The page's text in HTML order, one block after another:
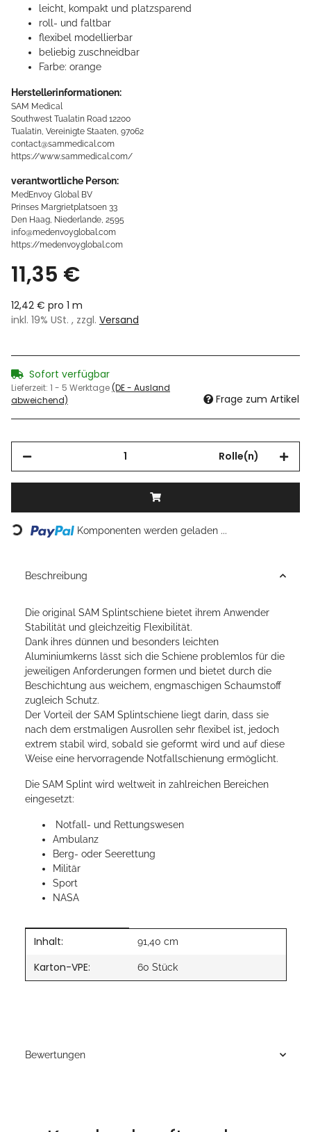
leicht, kompakt und platzsparend
roll- und faltbar
flexibel modellierbar
beliebig zuschneidbar
Farbe: orange
Herstellerinformationen:
SAM Medical
Southwest Tualatin Road 12200
Tualatin, Vereinigte Staaten, 97062
contact@sammedical.com
https://www.sammedical.com/
verantwortliche Person:
MedEnvoy Global BV
Prinses Margrietplatsoen 33
Den Haag, Niederlande, 2595
info@medenvoyglobal.com
https://medenvoyglobal.com
11,35 €
12,42 € pro 1 m
inkl. 19% USt. , zzgl. Versand
Sofort verfügbar
Lieferzeit: 1 - 5 Werktage(DE - Ausland
abweichend)
Frage zum Artikel
Rolle(n)
Loading... Komponenten werden geladen ...
Beschreibung
Die original SAM Splintschiene bietet ihrem Anwender
Stabilität und gleichzeitig Flexibilität.
Dank ihres dünnen und besonders leichten
Aluminiumkerns lässt sich die Schiene problemlos für die
jeweiligen Anforderungen formen und bietet durch die
Beschichtung aus weichem, engmaschigen Schaumstoff
zugleich Schutz.
Der Vorteil der SAM Splintschiene liegt darin, dass sie
nach dem erstmaligen Ausrollen sehr flexibel ist, jedoch
extrem stabil wird, sobald sie geformt wird und auf diese
Weise eine hervorragende Notfallschienung ermöglicht.
Die SAM Splint wird weltweit in zahlreichen Bereichen
eingesetzt:
Notfall- und Rettungswesen
Ambulanz
Berg- oder Seerettung
Militär
Sport
NASA
Produkteigenschaft
Wert
Inhalt: 91,40 cm
Karton-VPE: 60 Stück
Bewertungen